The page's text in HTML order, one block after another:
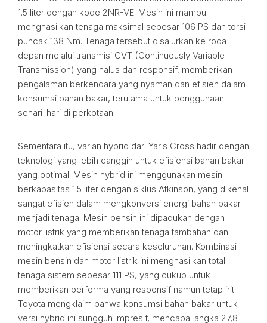
1.5 liter dengan kode 2NR-VE. Mesin ini mampu
menghasilkan tenaga maksimal sebesar 106 PS dan torsi
puncak 138 Nm. Tenaga tersebut disalurkan ke roda
depan melalui transmisi CVT (Continuously Variable
Transmission) yang halus dan responsif, memberikan
pengalaman berkendara yang nyaman dan efisien dalam
konsumsi bahan bakar, terutama untuk penggunaan
sehari-hari di perkotaan.
Sementara itu, varian hybrid dari Yaris Cross hadir dengan
teknologi yang lebih canggih untuk efisiensi bahan bakar
yang optimal. Mesin hybrid ini menggunakan mesin
berkapasitas 1.5 liter dengan siklus Atkinson, yang dikenal
sangat efisien dalam mengkonversi energi bahan bakar
menjadi tenaga. Mesin bensin ini dipadukan dengan
motor listrik yang memberikan tenaga tambahan dan
meningkatkan efisiensi secara keseluruhan. Kombinasi
mesin bensin dan motor listrik ini menghasilkan total
tenaga sistem sebesar 111 PS, yang cukup untuk
memberikan performa yang responsif namun tetap irit.
Toyota mengklaim bahwa konsumsi bahan bakar untuk
versi hybrid ini sungguh impresif, mencapai angka 27,8